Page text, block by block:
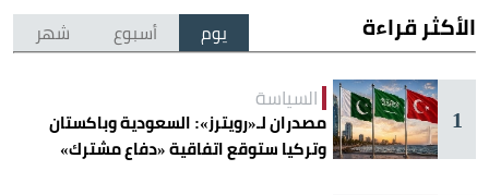
الأكثر قراءة يوم أسبوع شهر
1
السياسة
مصدران لـ«رويترز»: السعودية وباكستان
وتركيا ستوقع اتفاقية «دفاع مشترك»